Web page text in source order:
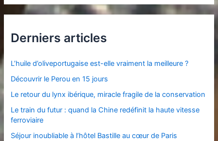
Derniers articles
L’huile d’oliveportugaise est-elle vraiment la meilleure ?
Découvrir le Perou en 15 jours
Le retour du lynx ibérique, miracle fragile de la conservation
Le train du futur : quand la Chine redéfinit la haute vitesse
ferroviaire
Séjour inoubliable à l’hôtel Bastille au cœur de Paris